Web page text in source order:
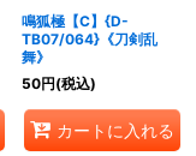
鳴狐極【C】{D-
TB07/064}《刀剣乱
舞》
50円(税込)
カートに入れる